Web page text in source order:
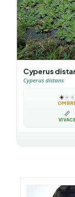
Cyperus
Cyperus distans
☀️☀️☀️
📏